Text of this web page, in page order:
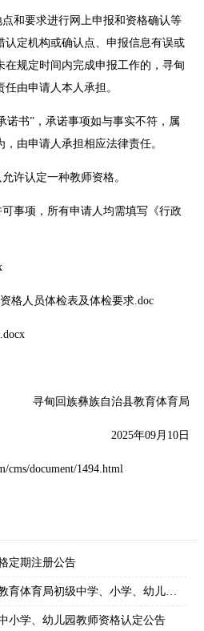
和要求进行网上申报和资格确认等
认定机构或确认点、申报信息有误或
在规定时间内完成申报工作的，寻甸
由申请人本人承担。
诺书”，承诺事项如与事实不符，属
由申请人承担相应法律责任。
许认定一种教师资格。
事项，所有申请人均需填写《行政
格人员体检表及体检要求.doc
寻甸回族彝族自治县教育体育局
2025年09月10日
cms/document/1494.html
定期注册公告
2025年下半年昆明市晋宁区教育体育局初级中学、小学、幼儿园教师资格认定公告
小学、幼儿园教师资格认定公告